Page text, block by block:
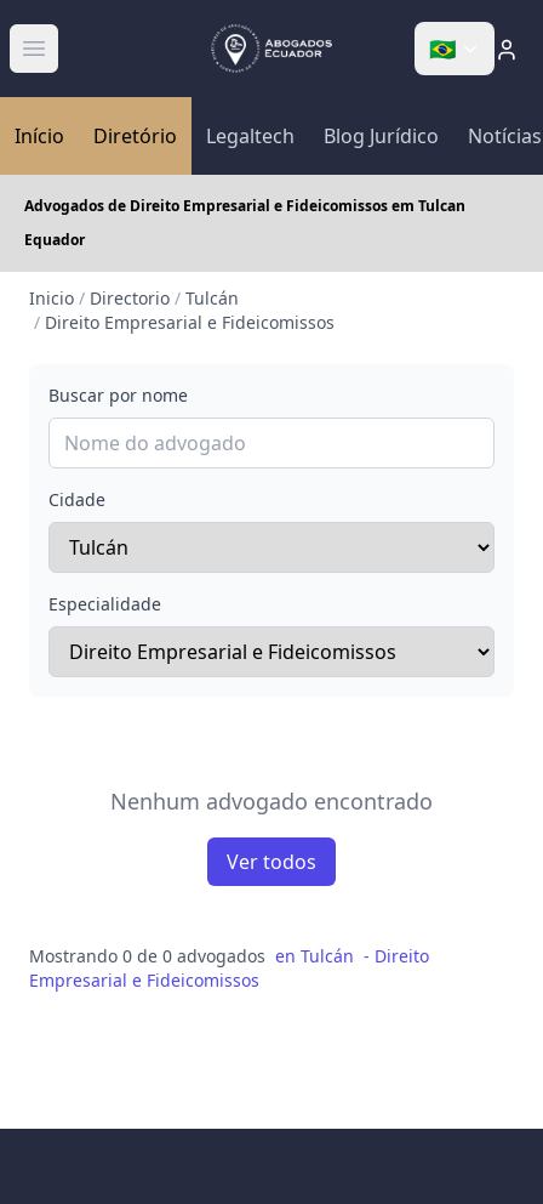
Abrir menú 🇧🇷
Início Diretório Legaltech Blog Jurídico Notícias
Advogados de Direito Empresarial e Fideicomissos em Tulcan
Equador
Inicio / Directorio / Tulcán
/ Direito Empresarial e Fideicomissos
Buscar por nome
Cidade
Especialidade
Nenhum advogado encontrado
Ver todos
Mostrando 0 de 0 advogados en Tulcán - Direito
Empresarial e Fideicomissos